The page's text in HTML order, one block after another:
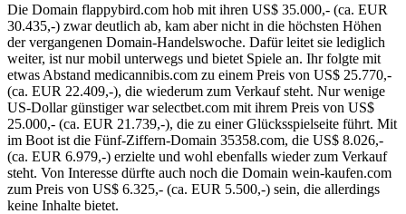
Die Domain flappybird.com hob mit ihren US$ 35.000,- (ca. EUR
30.435,-) zwar deutlich ab, kam aber nicht in die höchsten Höhen
der vergangenen Domain-Handelswoche. Dafür leitet sie lediglich
weiter, ist nur mobil unterwegs und bietet Spiele an. Ihr folgte mit
etwas Abstand medicannibis.com zu einem Preis von US$ 25.770,-
(ca. EUR 22.409,-), die wiederum zum Verkauf steht. Nur wenige
US-Dollar günstiger war selectbet.com mit ihrem Preis von US$
25.000,- (ca. EUR 21.739,-), die zu einer Glücksspielseite führt. Mit
im Boot ist die Fünf-Ziffern-Domain 35358.com, die US$ 8.026,-
(ca. EUR 6.979,-) erzielte und wohl ebenfalls wieder zum Verkauf
steht. Von Interesse dürfte auch noch die Domain wein-kaufen.com
zum Preis von US$ 6.325,- (ca. EUR 5.500,-) sein, die allerdings
keine Inhalte bietet.